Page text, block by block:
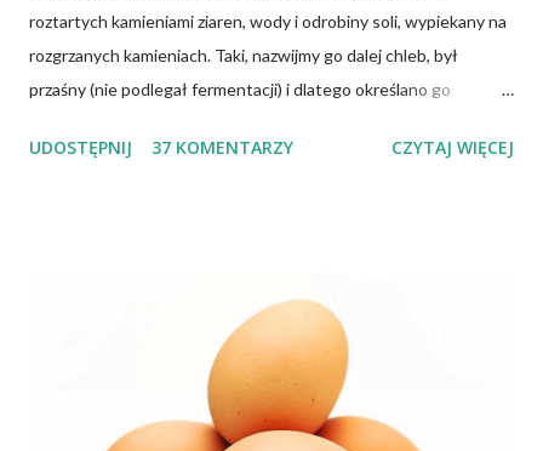
roztartych kamieniami ziaren, wody i odrobiny soli, wypiekany na
rozgrzanych kamieniach. Taki, nazwijmy go dalej chleb, był
przaśny (nie podlegał fermentacji) i dlatego określano go
podpłomykami. Hindusi mówią o nim czapatti, Żydzi maca, a
przeciwieństwie do świeżego pieczywa na drożdżach czy
zakwasie. Przaśne podpłomyki nie obciążają żołądka kwasem i
fermentacją. Dziś, wzorem naszych prapradziadów możemy także
spożywać przaśny, niekwaszony chleb. Najprostszy przepis na
UDOSTĘPNIJ 37 KOMENTARZY CZYTAJ WIĘCEJ